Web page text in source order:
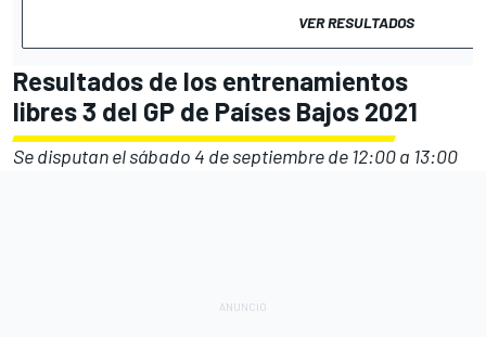
VER RESULTADOS
Resultados de los entrenamientos
libres 3 del GP de Países Bajos 2021
Se disputan el sábado 4 de septiembre de 12:00 a 13:00